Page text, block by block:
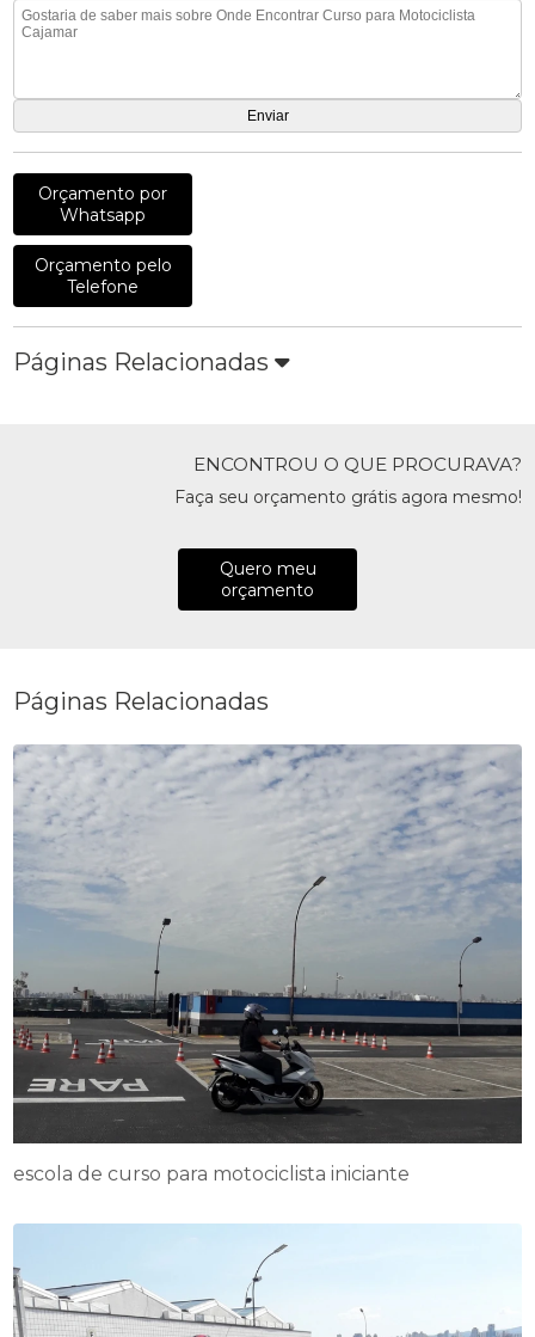
Orçamento por
Whatsapp
Orçamento pelo
Telefone
Páginas Relacionadas
ENCONTROU O QUE PROCURAVA?
Faça seu orçamento grátis agora mesmo!
Quero meu
orçamento
Páginas Relacionadas
escola de curso para motociclista iniciante